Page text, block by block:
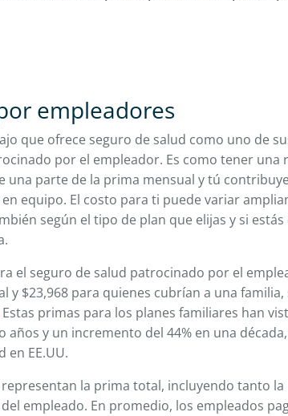
empleadores
que ofrece seguro de salud como uno de
por el empleador. Es como tener una
parte de la prima mensual y tú
equipo. El costo para ti puede variar
según el tipo de plan que elijas y si
el seguro de salud patrocinado por el
y $23,968 para quienes cubrían a una familia,
Estas primas para los planes familiares han
y un incremento del 44% en una
en EE.UU.
la prima total, incluyendo tanto la
empleado. En promedio, los empleados